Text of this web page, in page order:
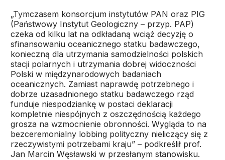
„Tymczasem konsorcjum instytutów PAN oraz PIG
(Państwowy Instytut Geologiczny – przyp. PAP)
czeka od kilku lat na odkładaną wciąż decyzję o
sfinansowaniu oceanicznego statku badawczego,
konieczną dla utrzymania samodzielności polskich
stacji polarnych i utrzymania dobrej widoczności
Polski w międzynarodowych badaniach
oceanicznych. Zamiast naprawdę potrzebnego i
dobrze uzasadnionego statku badawczego rząd
funduje niespodziankę w postaci deklaracji
kompletnie niespójnych z oszczędnością każdego
grosza na wzmocnienie obronności. Wygląda to na
bezceremonialny lobbing polityczny nieliczący się z
rzeczywistymi potrzebami kraju” – podkreślił prof.
Jan Marcin Węsławski w przesłanym stanowisku.